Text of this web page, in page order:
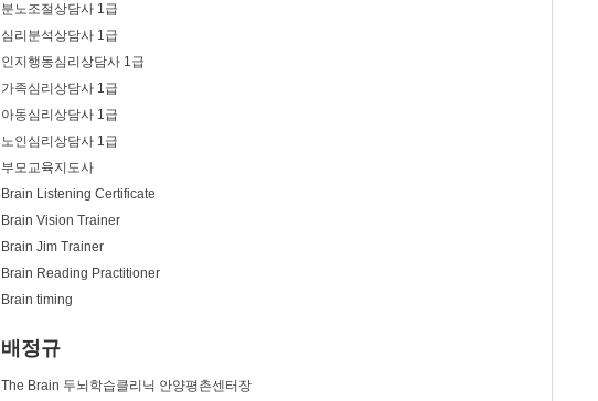
분노조절상담사 1급
심리분석상담사 1급
인지행동심리상담사 1급
가족심리상담사 1급
아동심리상담사 1급
노인심리상담사 1급
부모교육지도사
Brain Listening Certificate
Brain Vision Trainer
Brain Jim Trainer
Brain Reading Practitioner
Brain timing
배정규
The Brain 두뇌학습클리닉 안양평촌센터장